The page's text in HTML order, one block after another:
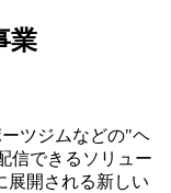
業
ツジムなどの"ヘ
信できるソリュー
展開される新しい